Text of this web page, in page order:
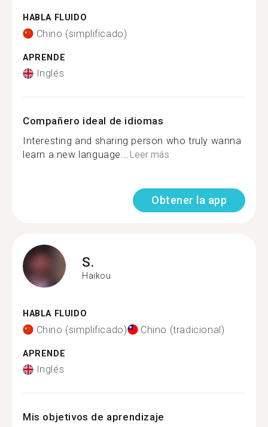
HABLA FLUIDO
Chino (simplificado)
APRENDE
Inglés
Compañero ideal de idiomas
Interesting and sharing person who truly wanna
learn a new language...Leer más
Obtener la app
S.
Haikou
HABLA FLUIDO
Chino (simplificado) Chino (tradicional)
APRENDE
Inglés
Mis objetivos de aprendizaje